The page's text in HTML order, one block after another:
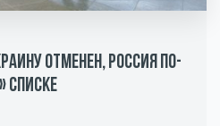
ЧП И КРИМИНАЛ
отменен, Россия по-
списке